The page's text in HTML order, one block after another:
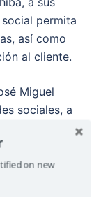
permita
así como
al cliente.
Miguel
sociales, a
on new